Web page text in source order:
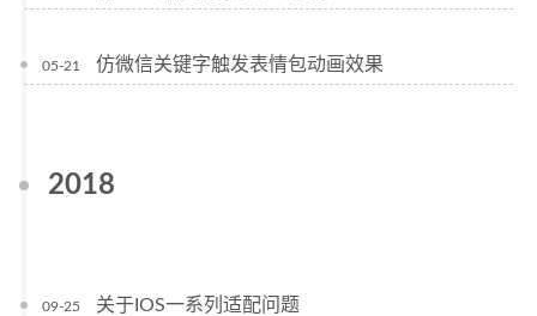
05-21 仿微信关键字触发表情包动画效果
2018
09-25 关于IOS一系列适配问题